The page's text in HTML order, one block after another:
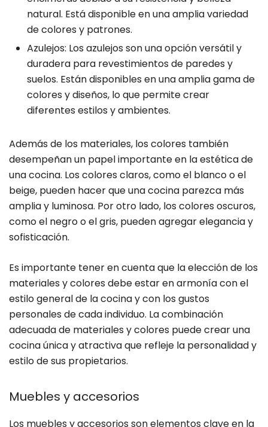
natural. Está disponible en una amplia variedad
de colores y patrones.
Azulejos: Los azulejos son una opción versátil y
duradera para revestimientos de paredes y
suelos. Están disponibles en una amplia gama de
colores y diseños, lo que permite crear
diferentes estilos y ambientes.
Además de los materiales, los colores también
desempeñan un papel importante en la estética de
una cocina. Los colores claros, como el blanco o el
beige, pueden hacer que una cocina parezca más
amplia y luminosa. Por otro lado, los colores oscuros,
como el negro o el gris, pueden agregar elegancia y
sofisticación.
Es importante tener en cuenta que la elección de los
materiales y colores debe estar en armonía con el
estilo general de la cocina y con los gustos
personales de cada individuo. La combinación
adecuada de materiales y colores puede crear una
cocina única y atractiva que refleje la personalidad y
estilo de sus propietarios.
Muebles y accesorios
Los muebles y accesorios son elementos clave en la